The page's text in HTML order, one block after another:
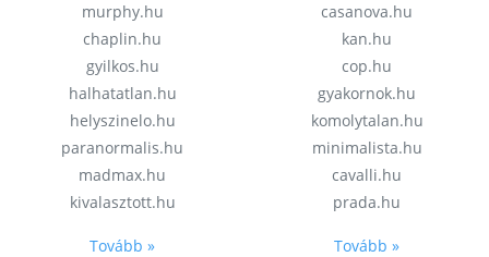
murphy.hu
chaplin.hu
gyilkos.hu
halhatatlan.hu
helyszinelo.hu
paranormalis.hu
madmax.hu
kivalasztott.hu
Tovább »
casanova.hu
kan.hu
cop.hu
gyakornok.hu
komolytalan.hu
minimalista.hu
cavalli.hu
prada.hu
Tovább »